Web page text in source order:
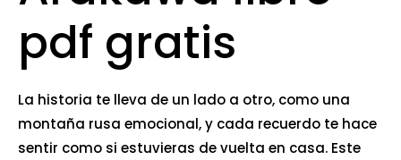
pdf gratis
La historia te lleva de un lado a otro, como una
montaña rusa emocional, y cada recuerdo te hace
sentir como si estuvieras de vuelta en casa. Este